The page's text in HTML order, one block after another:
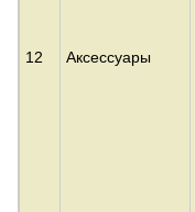
12 Аксессуары